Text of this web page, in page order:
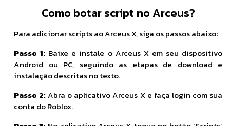
Como botar script no Arceus?
Para adicionar scripts ao Arceus X, siga os passos abaixo:
Passo 1: Baixe e instale o Arceus X em seu dispositivo
Android ou PC, seguindo as etapas de download e
instalação descritas no texto.
Passo 2:Abra o aplicativo Arceus X e faça login com sua
conta do Roblox.